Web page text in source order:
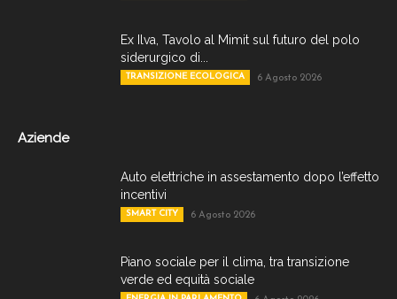
Ex Ilva, Tavolo al Mimit sul futuro del polo
siderurgico di...
TRANSIZIONE ECOLOGICA 6 Agosto 2026
Aziende
Auto elettriche in assestamento dopo l’effetto
incentivi
SMART CITY 6 Agosto 2026
Piano sociale per il clima, tra transizione
verde ed equità sociale